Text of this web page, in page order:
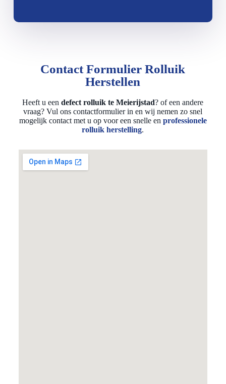
Contact Formulier Rolluik
Herstellen
Heeft u eendefect rolluik te Meierijstad? of een andere
vraag? Vul ons contactformulier in en wij nemen zo snel
mogelijk contact met u op voor een snelle en professionele
rolluik herstelling.